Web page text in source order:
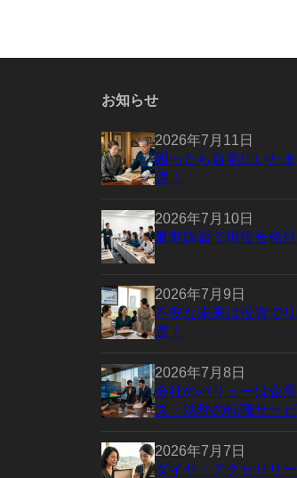
お知らせ
2026年7月11日
困ったら自宅にいた
選！
2026年7月10日
夏期講習で現役合格
2026年7月9日
不安な未来は投資で
選！
2026年7月8日
会社のバリューは企
ス・法務の転職サー
2026年7月7日
ダイヤ・アクセサリ